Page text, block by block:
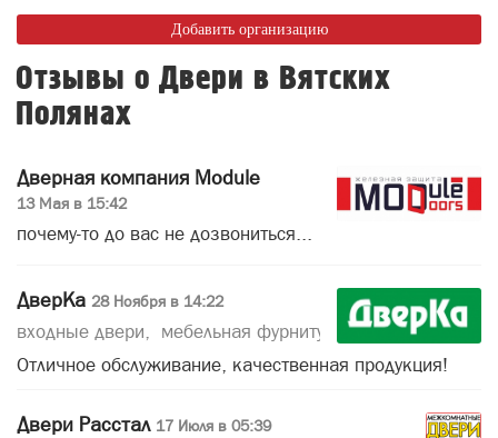
Добавить организацию
Отзывы о Двери в Вятских
Полянах
Дверная компания Module
13 Мая в 15:42
почему-то до вас не дозвониться...
ДверКа 28 Ноября в 14:22
входные двери мебельная фурнитура лестницы
Отличное обслуживание, качественная продукция!
Двери Расстал 17 Июля в 05:39